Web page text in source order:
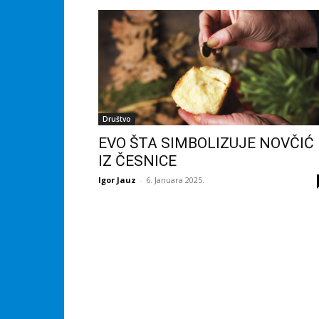
Društvo
EVO ŠTA SIMBOLIZUJE NOVČIĆ
IZ ČESNICE
Igor Jauz - 6. Januara 2025.